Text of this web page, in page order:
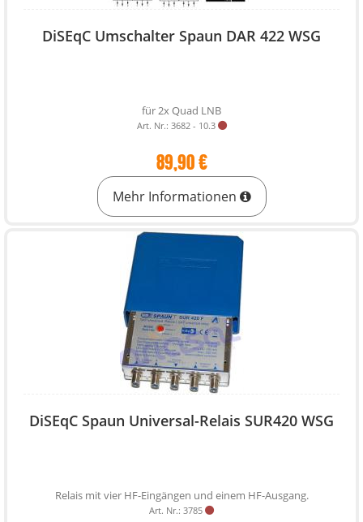
DiSEqC Umschalter Spaun DAR 422 WSG
für 2x Quad LNB
Art. Nr.: 3682 - 10.3
89,90 €
Mehr Informationen
DiSEqC Spaun Universal-Relais SUR420 WSG
Relais mit vier HF-Eingängen und einem HF-Ausgang.
Art. Nr.: 3785